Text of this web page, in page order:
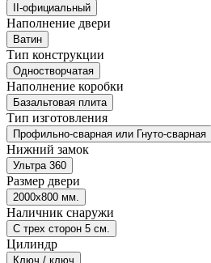
II-официальный
Наполнение двери
Ватин
Тип конструкции
Одностворчатая
Наполнение коробки
Базальтовая плита
Тип изготовления
Профильно-сварная или Гнуто-сварная
Нижний замок
Ультра 360
Размер двери
2000х800 мм.
Наличник снаружи
С трех сторон 5 см.
Цилиндр
Ключ / ключ